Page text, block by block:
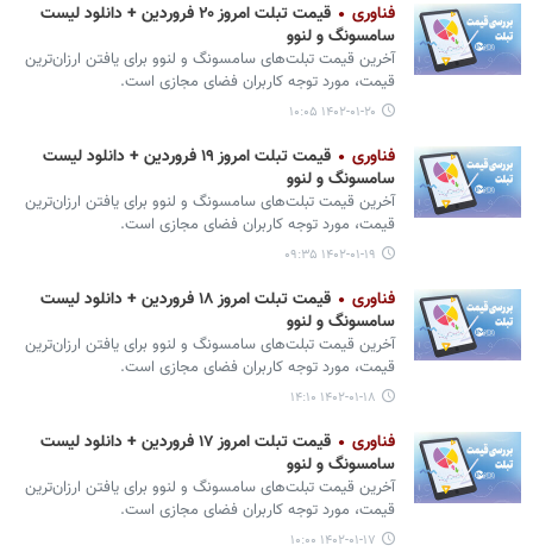
فناوری
قیمت تبلت امروز ۲۰ فروردین + دانلود لیست
سامسونگ و لنوو
آخرین قیمت تبلت‌های سامسونگ و لنوو برای یافتن ارزان‌ترین
قیمت، مورد توجه کاربران فضای مجازی است.
۱۴۰۲-۰۱-۲۰ ۱۰:۰۵
فناوری
قیمت تبلت امروز ۱۹ فروردین + دانلود لیست
سامسونگ و لنوو
آخرین قیمت تبلت‌های سامسونگ و لنوو برای یافتن ارزان‌ترین
قیمت، مورد توجه کاربران فضای مجازی است.
۱۴۰۲-۰۱-۱۹ ۰۹:۳۵
فناوری
قیمت تبلت امروز ۱۸ فروردین + دانلود لیست
سامسونگ و لنوو
آخرین قیمت تبلت‌های سامسونگ و لنوو برای یافتن ارزان‌ترین
قیمت، مورد توجه کاربران فضای مجازی است.
۱۴۰۲-۰۱-۱۸ ۱۴:۱۰
فناوری
قیمت تبلت امروز ۱۷ فروردین + دانلود لیست
سامسونگ و لنوو
آخرین قیمت تبلت‌های سامسونگ و لنوو برای یافتن ارزان‌ترین
قیمت، مورد توجه کاربران فضای مجازی است.
۱۴۰۲-۰۱-۱۷ ۱۰:۰۰